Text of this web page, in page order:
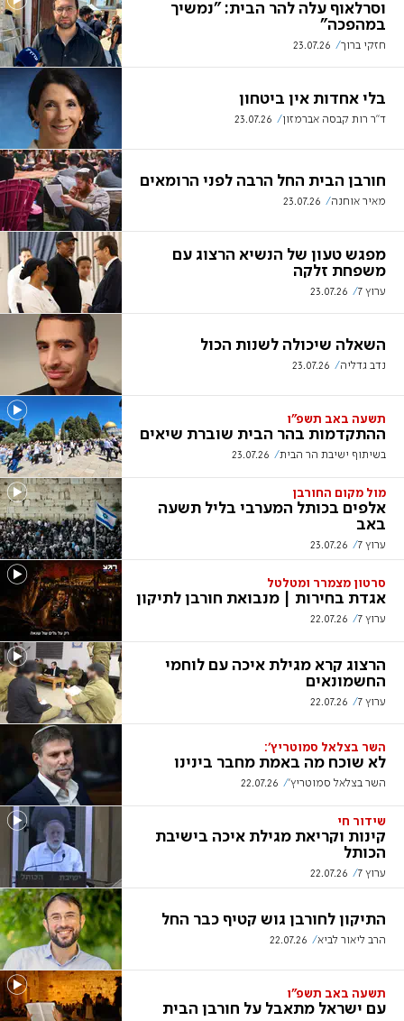
וסרלאוף עלה להר הבית: "נמשיך
במהפכה"
חזקי ברוך 23.07.26
בלי אחדות אין ביטחון
ד"ר רות קבסה אברמזון 23.07.26
חורבן הבית החל הרבה לפני הרומאים
מאיר אוחנה 23.07.26
מפגש טעון של הנשיא הרצוג עם
משפחת זלקה
ערוץ 7 23.07.26
השאלה שיכולה לשנות הכול
נדב גדליה 23.07.26
תשעה באב תשפ"ו
ההתקדמות בהר הבית שוברת שיאים
בשיתוף ישיבת הר הבית 23.07.26
מול מקום החורבן
אלפים בכותל המערבי בליל תשעה
באב
ערוץ 7 23.07.26
סרטון מצמרר ומטלטל
אגדת בחירות | מנבואת חורבן לתיקון
ערוץ 7 22.07.26
הרצוג קרא מגילת איכה עם לוחמי
החשמונאים
ערוץ 7 22.07.26
השר בצלאל סמוטריץ':
לא שוכח מה באמת מחבר בינינו
השר בצלאל סמוטריץ' 22.07.26
שידור חי
קינות וקריאת מגילת איכה בישיבת
הכותל
ערוץ 7 22.07.26
התיקון לחורבן גוש קטיף כבר החל
הרב ליאור לביא 22.07.26
תשעה באב תשפ"ו
עם ישראל מתאבל על חורבן הבית